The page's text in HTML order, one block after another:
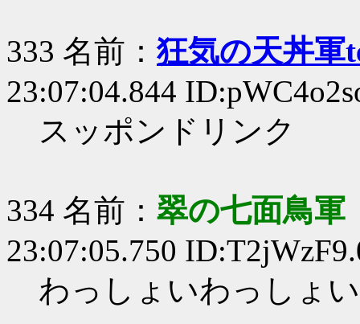
333 名前：狂気の天丼軍
23:07:04.844
スッポンドリンク
334 名前： 翠の七面鳥
23:07:05.750
わっしょいわっしょい